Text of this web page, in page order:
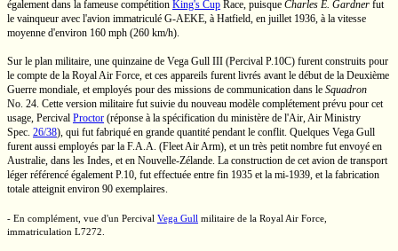
également dans la fameuse compétition King's Cup Race, puisque Charles E. Gardner fut
le vainqueur avec l'avion immatriculé G-AEKE, à Hatfield, en juillet 1936, à la vitesse
moyenne d'environ 160 mph (260 km/h).
Sur le plan militaire, une quinzaine de Vega Gull III (Percival P.10C) furent construits pour
le compte de la Royal Air Force, et ces appareils furent livrés avant le début de la Deuxième
Guerre mondiale, et employés pour des missions de communication dans le Squadron
No. 24. Cette version militaire fut suivie du nouveau modèle complétement prévu pour cet
usage, Percival Proctor (réponse à la spécification du ministère de l'Air, Air Ministry
Spec. 26/38), qui fut fabriqué en grande quantité pendant le conflit. Quelques Vega Gull
furent aussi employés par la F.A.A. (Fleet Air Arm), et un très petit nombre fut envoyé en
Australie, dans les Indes, et en Nouvelle-Zélande. La construction de cet avion de transport
léger référencé égalementP.10, fut effectuée entre fin 1935 et la mi-1939, et la fabrication
totale atteignit environ 90 exemplaires.
- En complément, vue d'un Percival Vega Gull militaire de la Royal Air Force,
immatriculation L7272.